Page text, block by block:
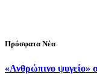
Πρόσφατα Νέα
«Ανθρώπινο ψυγείο»